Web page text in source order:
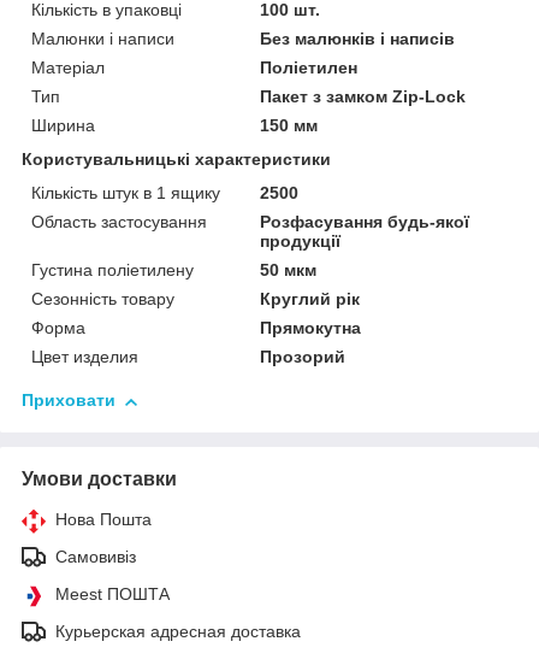
Кількість в упаковці
100 шт.
Малюнки і написи
Без малюнків і написів
Матеріал
Поліетилен
Тип
Пакет з замком Zip-Lock
Ширина
150 мм
Користувальницькі характеристики
Кількість штук в 1 ящику
2500
Область застосування
Розфасування будь-якої
продукції
Густина поліетилену
50 мкм
Сезонність товару
Круглий рік
Форма
Прямокутна
Цвет изделия
Прозорий
Приховати
Умови доставки
Нова Пошта
Самовивіз
Meest ПОШТА
Курьерская адресная доставка